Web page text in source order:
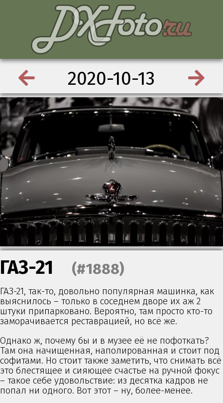
2020-10-13
ГАЗ-21 (#1888)
ГАЗ-21, так-то, довольно популярная машинка, как
выяснилось – только в соседнем дворе их аж 2
штуки припарковано. Вероятно, там просто кто-то
заморачивается реставрацией, но всё же.
Однако ж, почему бы и в музее её не пофоткать?
Там она начищенная, наполированная и стоит под
софитами. Но стоит также заметить, что снимать всё
это блестящее и сияющее счастье на ручной фокус
– такое себе удовольствие: из десятка кадров не
попал ни одного. Вот этот – ну, более-менее.